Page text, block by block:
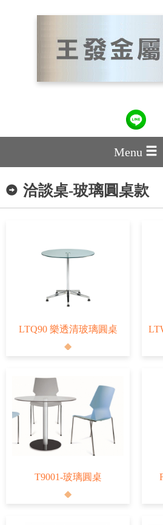
Menu
洽談桌-玻璃圓桌款
LTQ90 樂透清玻璃圓桌
T9001-玻璃圓桌